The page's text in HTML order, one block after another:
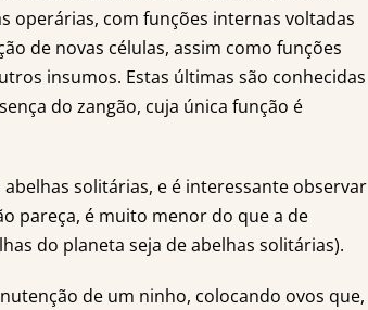
operárias, com funções internas voltadas
de novas células, assim como funções
insumos. Estas últimas são conhecidas
do zangão, cuja única função é
solitárias, e é interessante observar
pareça, é muito menor do que a de
do planeta seja de abelhas solitárias).
de um ninho, colocando ovos que,